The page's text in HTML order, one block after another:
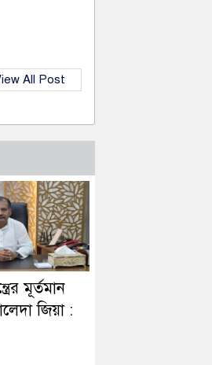
All Post
মূর্তমান
জিয়া :